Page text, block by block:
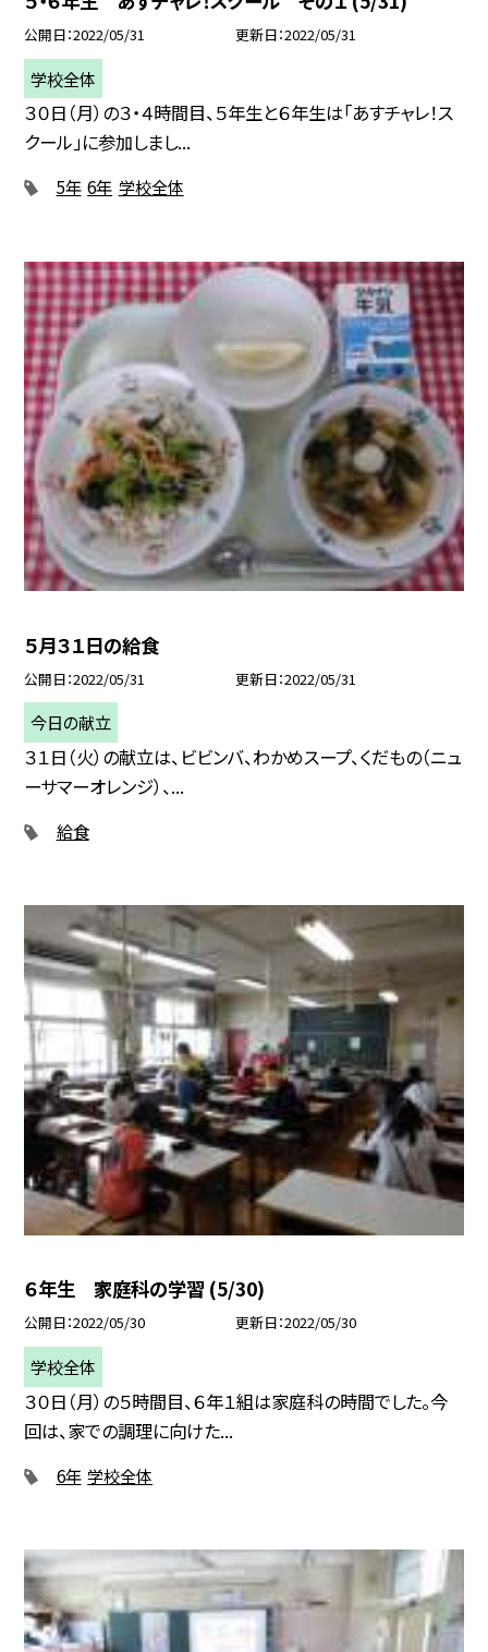
公開日 2022/05/31 更新日 2022/05/31
学校全体
３０日（月）の３・４時間目、５年生と６年生は「あすチャレ！ス
クール」に参加しまし...
5年 6年 学校全体
５月３１日の給食
公開日 2022/05/31 更新日 2022/05/31
今日の献立
３１日（火）の献立は、ビビンバ、わかめスープ、くだもの（ニュ
ーサマーオレンジ）、...
給食
６年生 家庭科の学習 (5/30)
公開日 2022/05/30 更新日 2022/05/30
学校全体
３０日（月）の５時間目、６年１組は家庭科の時間でした。今
回は、家での調理に向けた...
6年 学校全体